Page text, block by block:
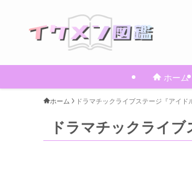
ホーム
ホーム ドラマチックライブステージ『アイド
ドラマチックライ